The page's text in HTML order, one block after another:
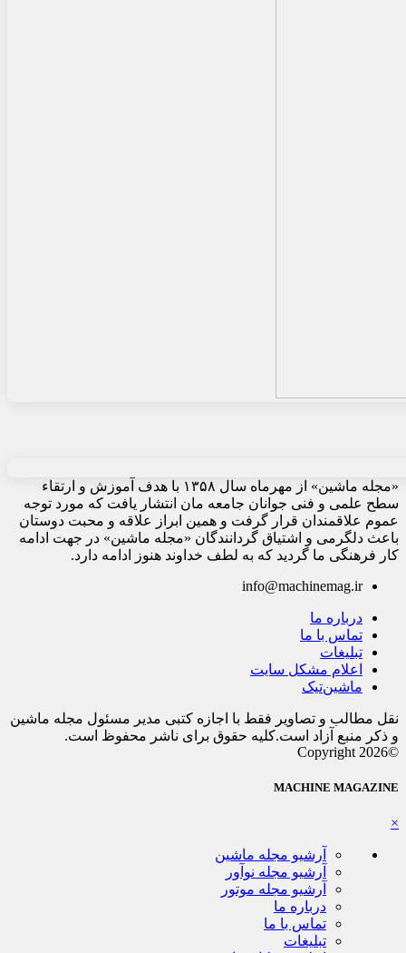
«مجله ماشین» از مهرماه سال ۱۳۵۸ با هدف آموزش و ارتقاء
سطح علمی و فنی جوانان جامعه مان انتشار یافت که مورد توجه
عموم علاقمندان قرار گرفت و همین ابراز علاقه و محبت دوستان
باعث دلگرمی و اشتیاق گردانندگان «مجله ماشین» در جهت ادامه
کار فرهنگی ما گردید که به لطف خداوند هنوز ادامه دارد.
info@machinemag.ir
درباره ما
تماس با ما
تبلیغات
اعلام مشکل سایت
ماشین‌تیک
نقل مطالب و تصاویر فقط با اجازه کتبی مدیر مسئول مجله ماشین
و ذکر منبع آزاد است.کلیه حقوق برای ناشر محفوظ است.
©Copyright 2026
MACHINE MAGAZINE
×
آرشیو مجله ماشین
آرشیو مجله نوآور
آرشیو مجله موتور
درباره ما
تماس با ما
تبلیغات